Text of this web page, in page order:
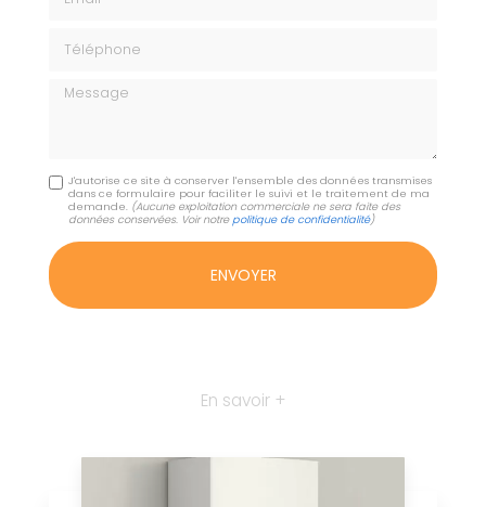
Message
J'autorise ce site à conserver l'ensemble des données transmises
dans ce formulaire pour faciliter le suivi et le traitement de ma
demande. (Aucune exploitation commerciale ne sera faite des
données conservées. Voir notrepolitique de confidentialité)
En savoir +